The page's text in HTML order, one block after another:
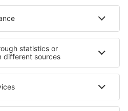
in Greek Islands
în Rugen
Park